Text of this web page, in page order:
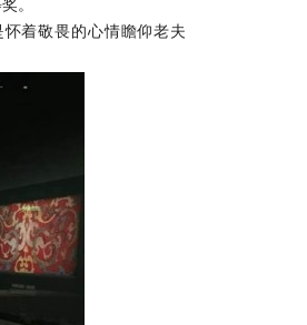
。
着敬畏的心情瞻仰老夫